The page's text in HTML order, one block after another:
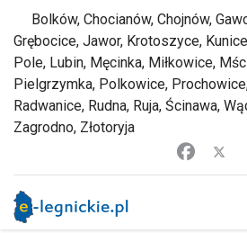
Bolków, Chocianów, Chojnów,
Grębocice, Jawor, Krotoszyce,
Pole, Lubin, Męcinka, Miłkowice,
Pielgrzymka, Polkowice,
Radwanice, Rudna, Ruja, Ścinawa,
Zagrodno, Złotoryja